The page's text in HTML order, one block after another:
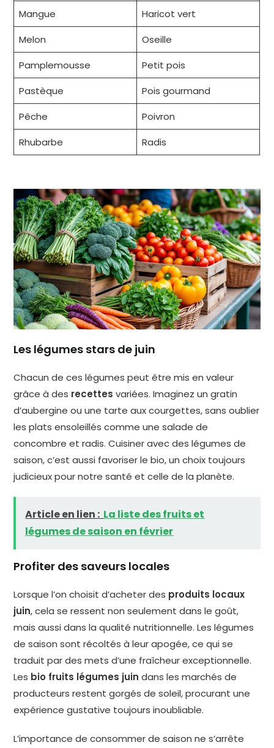
Mangue
Haricot vert
Melon
Oseille
Pamplemousse
Petit pois
Pastèque
Pois gourmand
Pêche
Poivron
Rhubarbe
Radis
Les légumes stars de juin
Chacun de ces légumes peut être mis en valeur
grâce à des recettes variées. Imaginez un gratin
d’aubergine ou une tarte aux courgettes, sans oublier
les plats ensoleillés comme une salade de
concombre et radis. Cuisiner avec des légumes de
saison, c’est aussi favoriser le bio, un choix toujours
judicieux pour notre santé et celle de la planète.
Article en lien : La liste des fruits et
légumes de saison en février
Profiter des saveurs locales
Lorsque l’on choisit d’acheter des produits locaux
juin, cela se ressent non seulement dans le goût,
mais aussi dans la qualité nutritionnelle. Les légumes
de saison sont récoltés à leur apogée, ce qui se
traduit par des mets d’une fraîcheur exceptionnelle.
Les bio fruits légumes juin dans les marchés de
producteurs restent gorgés de soleil, procurant une
expérience gustative toujours inoubliable.
L’importance de consommer de saison ne s’arrête